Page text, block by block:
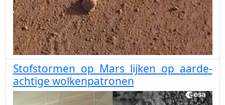
Stofstormen op Mars lijken op aarde-
achtige wolkenpatronen